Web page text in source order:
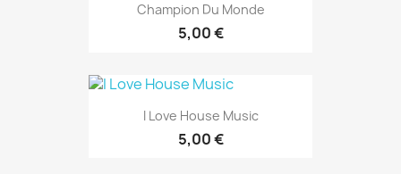
Champion Du Monde
5,00 €
I Love House Music
5,00 €